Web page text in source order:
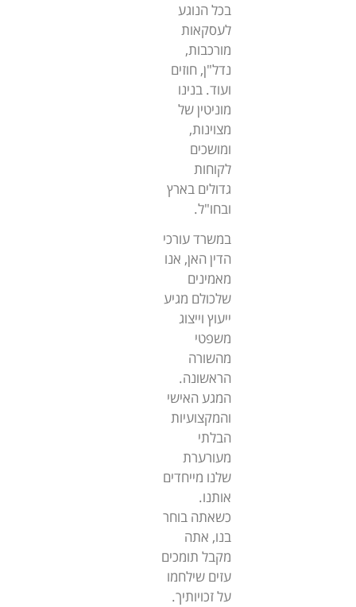
בכל הנוגע
לעסקאות
מורכבות,
נדל"ן, חוזים
ועוד. בנינו
מוניטין של
מצוינות,
ומושכים
לקוחות
גדולים בארץ
ובחו"ל.
במשרד עורכי
הדין האן, אנו
מאמינים
שלכולם מגיע
ייעוץ וייצוג
משפטי
מהשורה
הראשונה.
המגע האישי
והמקצועיות
הבלתי
מעורערת
שלנו מייחדים
אותנו.
כשאתה בוחר
בנו, אתה
מקבל תומכים
עזים שילחמו
על זכויותיך.